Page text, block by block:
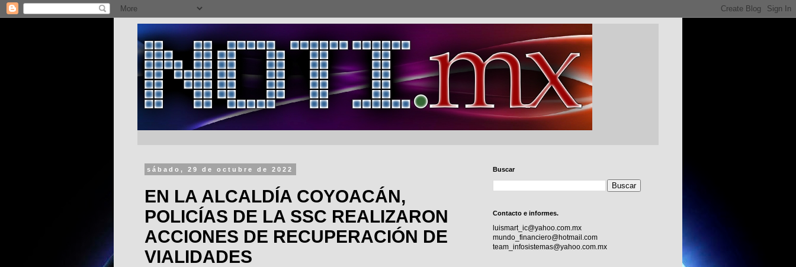
sábado, 29 de octubre de 2022
EN LA ALCALDÍA COYOACÁN,
POLICÍAS DE LA SSC REALIZARON
ACCIONES DE RECUPERACIÓN DE
VIALIDADES
Buscar
Contacto e informes.
luismart_ic@yahoo.com.mx
mundo_financiero@hotmail.com
team_infosistemas@yahoo.com.mx